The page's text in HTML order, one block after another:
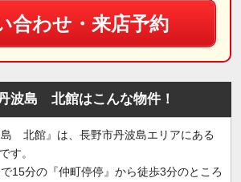
合わせ・来店予約
波島 北館はこんな物件！
島 北館』は、長野市丹波島エリアにある
す。
で15分の『仲町停停』から徒歩3分のところ